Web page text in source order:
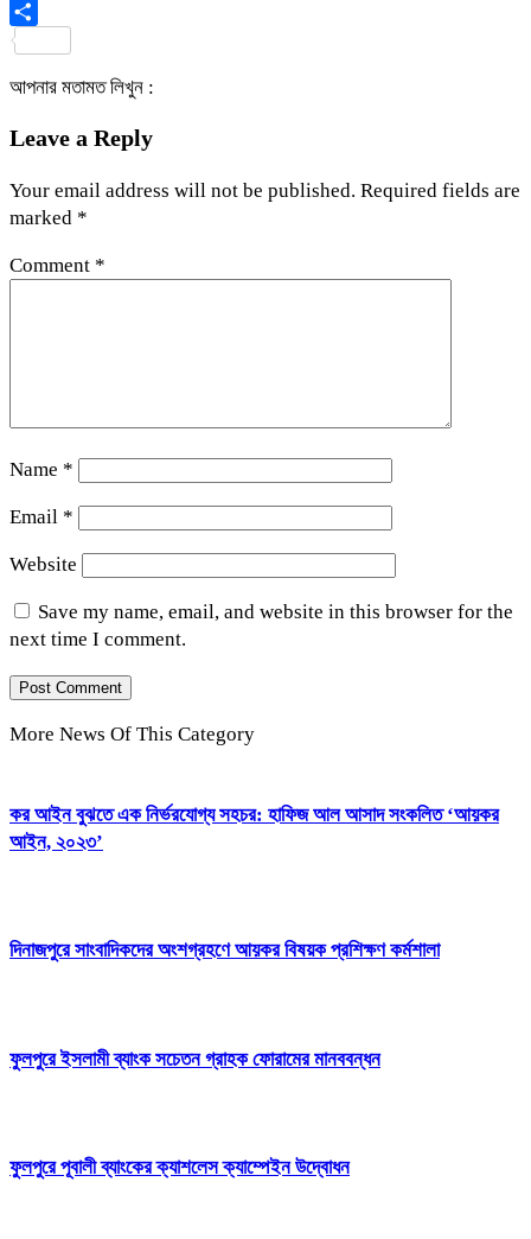
Viber
আপনার মতামত লিখুন :
Leave a Reply
Your email address will not be published. Required fields are
marked *
Comment *
Name *
Email *
Website
Save my name, email, and website in this browser for the
next time I comment.
More News Of This Category
কর আইন বুঝতে এক নির্ভরযোগ্য সহচর: হাফিজ আল আসাদ সংকলিত ‘আয়কর
আইন, ২০২৩’
দিনাজপুরে সাংবাদিকদের অংশগ্রহণে আয়কর বিষয়ক প্রশিক্ষণ কর্মশালা
ফুলপুরে ইসলামী ব্যাংক সচেতন গ্রাহক ফোরামের মানববন্ধন
ফুলপুরে পূবালী ব্যাংকের ক্যাশলেস ক্যাম্পেইন উদ্বোধন